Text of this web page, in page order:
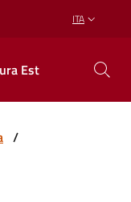
ITA
Est
/